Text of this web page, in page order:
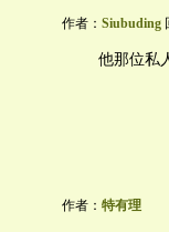
作者： Siubuding
他那位私
作者： 特有理